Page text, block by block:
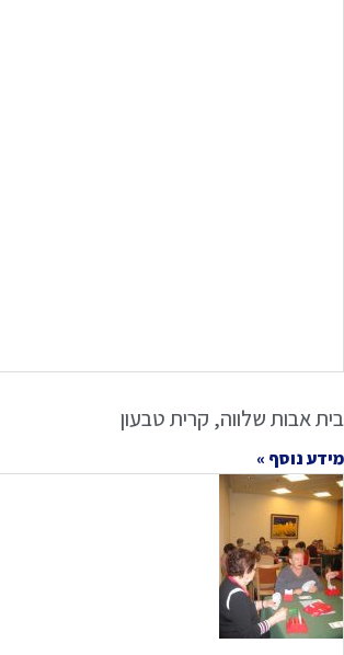
בית אבות שלווה, קרית טבעון
מידע נוסף »